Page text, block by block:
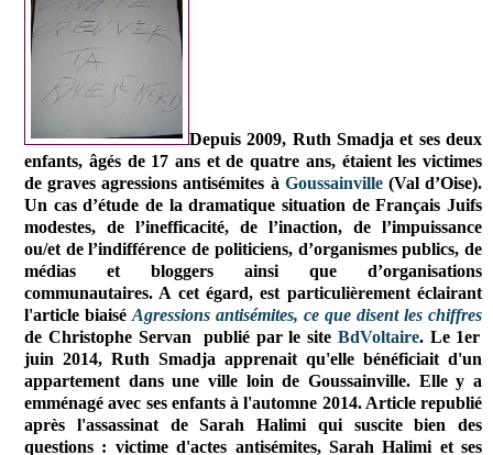
Depuis 2009, Ruth Smadja et ses deux
enfants, âgés de 17 ans et de quatre ans, étaient les victimes
de graves agressions antisémites à Goussainville(Val d’Oise).
Un cas d’étude de la dramatique situation de Français Juifs
modestes, de l’inefficacité, de l’inaction, de l’impuissance
ou/et de l’indifférence de politiciens, d’organismes publics, de
médias et bloggers ainsi que d’organisations
communautaires. A cet égard, est particulièrement éclairant
l'article biaiséAgressions antisémites, ce que disent les chiffres
de Christophe Servan publié parle site BdVoltaire. Le 1er
juin 2014, Ruth Smadja apprenait qu'elle bénéficiait d'un
appartement dans une ville loin de Goussainville. Elle y a
emménagé avec ses enfants à l'automne 2014. Article republié
après l'assassinat de Sarah Halimi qui suscite bien des
questions : victime d'actes antisémites, Sarah Halimi et ses